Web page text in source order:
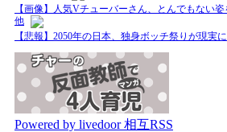
【画像】人気Vチューバーさん、とんでもない
他
【悲報】2050年の日本、独身ボッチ祭りが現実
Powered by livedoor 相互RSS